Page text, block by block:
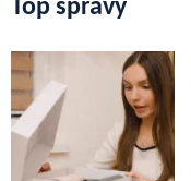
Top správy